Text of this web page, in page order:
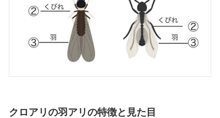
クロアリの羽アリの特徴と見た目